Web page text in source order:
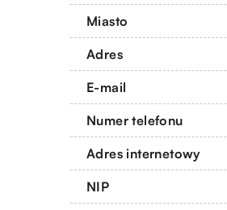
Miasto
Adres
E-mail
Numer telefonu
Adres internetowy
NIP